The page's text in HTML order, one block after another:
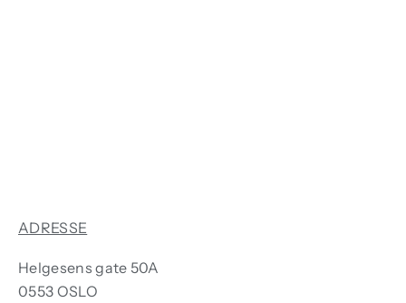
ADRESSE
Helgesens gate 50A
0553 OSLO